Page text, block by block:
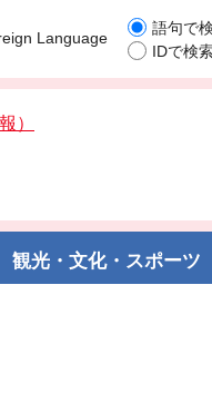
）
Language
語句で
IDで検
観光・文化・スポーツ